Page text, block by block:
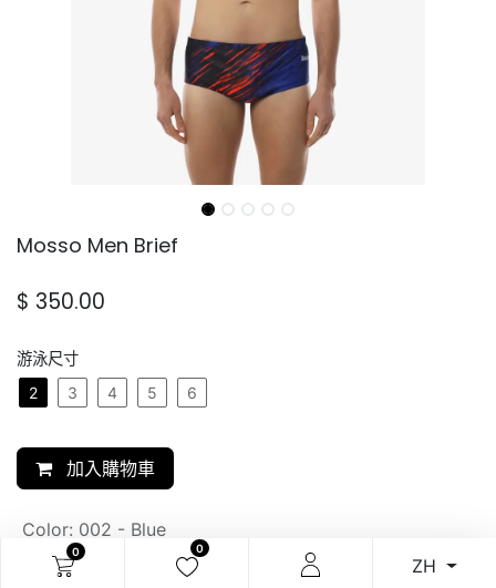
0 0
ZH
Mosso Men Brief
$ 350.00
游泳尺寸
2
3 4 5 6
加入購物車
Color: 002 - Blue